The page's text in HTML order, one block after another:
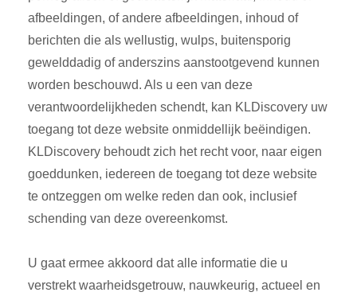
afbeeldingen, of andere afbeeldingen, inhoud of
berichten die als wellustig, wulps, buitensporig
gewelddadig of anderszins aanstootgevend kunnen
worden beschouwd. Als u een van deze
verantwoordelijkheden schendt, kan KLDiscovery uw
toegang tot deze website onmiddellijk beëindigen.
KLDiscovery behoudt zich het recht voor, naar eigen
goeddunken, iedereen de toegang tot deze website
te ontzeggen om welke reden dan ook, inclusief
schending van deze overeenkomst.
U gaat ermee akkoord dat alle informatie die u
verstrekt waarheidsgetrouw, nauwkeurig, actueel en